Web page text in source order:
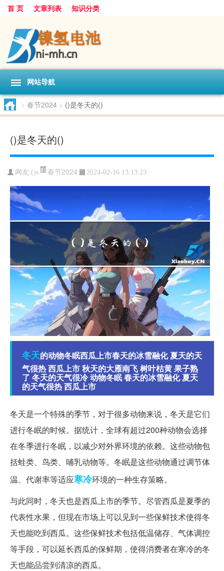
首 页 文章列表 知识分类
网站导航
> 春节2024 > ()是冬天的()
()是冬天的()
网友:()s 春节2024 2024-02-16 13:13:23
冬天的动物冬眠西瓜上市春天的冰雪融化 夏天的天
气很热 西瓜上市 秋天的大雁南飞 树叶枯黄 果子熟
了 冬天的天气很冷 动物冬眠 春天的冰雪融化 夏天
的天气很热 西瓜上市
冬天是一个特殊的季节，对于很多动物来说，冬天是它们
进行冬眠的时候。据统计，全球有超过200种动物会选择
在冬季进行冬眠，以减少对外界环境的依赖。这些动物包
括蛙类、鸟类、哺乳动物等。冬眠是这些动物通过调节体
温、代谢率等适应寒冷环境的一种生存策略。
与此同时，冬天也是西瓜上市的季节。尽管西瓜是夏季的
代表性水果，但现在市场上可以见到一些保鲜技术使得冬
天也能吃到西瓜。这些保鲜技术包括低温储存、气体调控
等手段，可以延长西瓜的保鲜期，使得消费者在寒冷的冬
天也能品尝到清凉的西瓜。